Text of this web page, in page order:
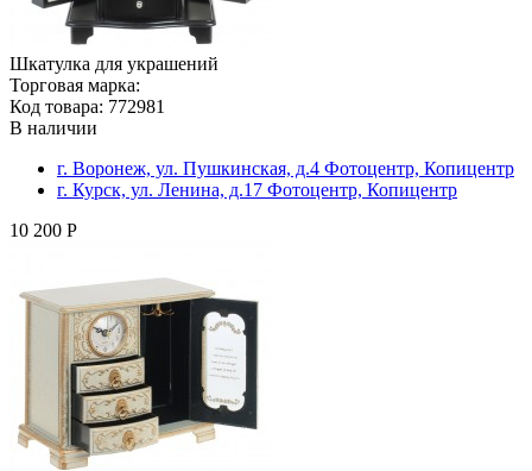
Шкатулка для украшений
Торговая марка:
Код товара: 772981
В наличии
г. Воронеж, ул. Пушкинская, д.4 Фотоцентр, Копицентр
г. Курск, ул. Ленина, д.17 Фотоцентр, Копицентр
10 200 Р